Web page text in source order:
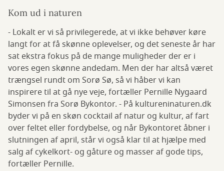
Kom ud i naturen
- Lokalt er vi så privilegerede, at vi ikke behøver køre
langt for at få skønne oplevelser, og det seneste år har
sat ekstra fokus på de mange muligheder der er i
vores egen skønne andedam. Men der har altså været
trængsel rundt om Sorø Sø, så vi håber vi kan
inspirere til at gå nye veje, fortæller Pernille Nygaard
Simonsen fra Sorø Bykontor. - På kultureninaturen.dk
byder vi på en skøn cocktail af natur og kultur, af fart
over feltet eller fordybelse, og når Bykontoret åbner i
slutningen af april, står vi også klar til at hjælpe med
salg af cykelkort- og gåture og masser af gode tips,
fortæller Pernille.